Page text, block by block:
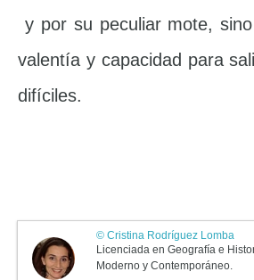
y por su peculiar mote,
valentía y capacidad para
difíciles.